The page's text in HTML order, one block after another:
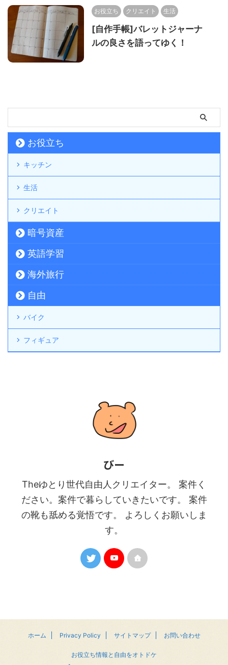
お役立ち クリエイト 生活
[自作手帳]バレットジャーナ
ルの良さを語ってゆく！
お役立ち
キッチン
生活
クリエイト
暗号資産
英語学習
海外旅行
自由
バイク
フィギュア
びー
Theゆとり世代自由人クリエイター。 案件く
ださい。案件で暮らしていきたいです。 案件
の靴も舐める覚悟です。 よろしくお願いしま
す。
ホーム Privacy Policy サイトマップ お問い合わせ
お役立ち情報と自由をオトドケ